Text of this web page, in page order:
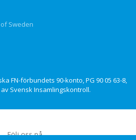
Sweden
FN-förbundets 90-konto, PG 90 05 63-8,
Svensk Insamlingskontroll.
Följ oss på